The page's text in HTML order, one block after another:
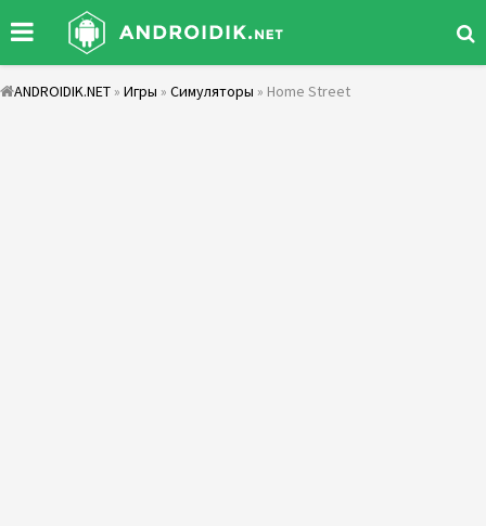
ANDROIDIK.NET » Игры » Симуляторы » Home Street